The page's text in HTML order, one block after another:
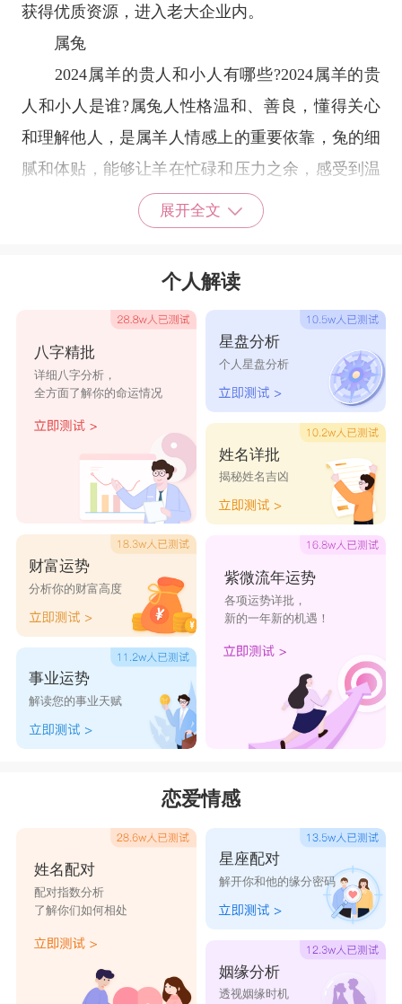
获得优质资源，进入老大企业内。
属兔
2024属羊的贵人和小人有哪些?2024属羊的贵
人和小人是谁?属兔人性格温和、善良，懂得关心
和理解他人，是属羊人情感上的重要依靠，兔的细
腻和体贴，能够让羊在忙碌和压力之余，感受到温
暖和安慰。在2024年，羊在很多感情问题上，都会
显得有些彷徨无措，而兔的智慧和耐心，将帮助对
之所以愿意帮助你，往往是因为看到了你的潜力和
价值，羊应该努力展现能力和才华，让贵人看到独
特之处，只有这样，贵人才会更加愿意提供帮助和
支持。
属狗
2024属羊的贵人和小人有哪些?2024属羊的贵
人和小人是谁?属羊人与属狗人存在着相爱相杀的
关系，刚开始见到属狗人时，属羊人不喜欢与他们
过多的进行接触，因为属羊人的性格开朗，属狗人
给人一副严肃的感觉，但是如果人在感情生活中会
特别的忠诚，会竭尽全力的去保护好属羊人，在困
难面前甚至会去牺牲自己保全对方属羊人。对于属
羊人而言，属狗人会是一辈子难得的贵人，若是在
2024年间能够遇到属狗人，会是一件莫大的好事，
2024属羊的贵人和小人：小人
2024属羊的贵人和小人有哪些?2024属羊的贵
人和小人是谁?属羊人在2023年间的小人属相是属
牛人，属牛人看待问题很偏激，做事后知后觉，慢
半拍，在2024年间与属牛人走的过近会受到影响。
属羊人做事被动，与属牛人在一起会形成消极被动
展开全文
个人解读
八字精批
详细八字分析，
全方面了解你的命运情况
财富运势
分析你的财富高度
事业运势
解读您的事业天赋
星盘分析
个人星盘分析
姓名详批
揭秘姓名吉凶
紫微流年运势
各项运势详批，
新的一年新的机遇！
恋爱情感
姓名配对
配对指数分析
了解你们如何相处
星座配对
解开你和他的缘分密码
姻缘分析
透视姻缘时机